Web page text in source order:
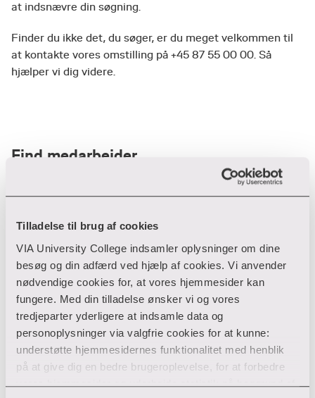
Tilladelse til brug af cookies
VIA University College indsamler oplysninger om dine
besøg og din adfærd ved hjælp af cookies. Vi anvender
nødvendige cookies for, at vores hjemmesider kan
fungere. Med din tilladelse ønsker vi og vores
tredjeparter yderligere at indsamle data og
personoplysninger via valgfrie cookies for at kunne:
understøtte hjemmesidernes funktionalitet med henblik
på at give dig en bedre brugeroplevelse, for at forbedre
vores hjemmesider og udarbejde statistik på baggrund af
at indsnævre din søgning.
Finder du ikke det, du søger, er du meget velkommen til
at kontakte vores omstilling på +45 87 55 00 00. Så
hjælper vi dig videre.
Find medarbejder
Filter
Ryd filtre
Din søgning gav desværre ikke noget resultat
Giv ikke op endnu!